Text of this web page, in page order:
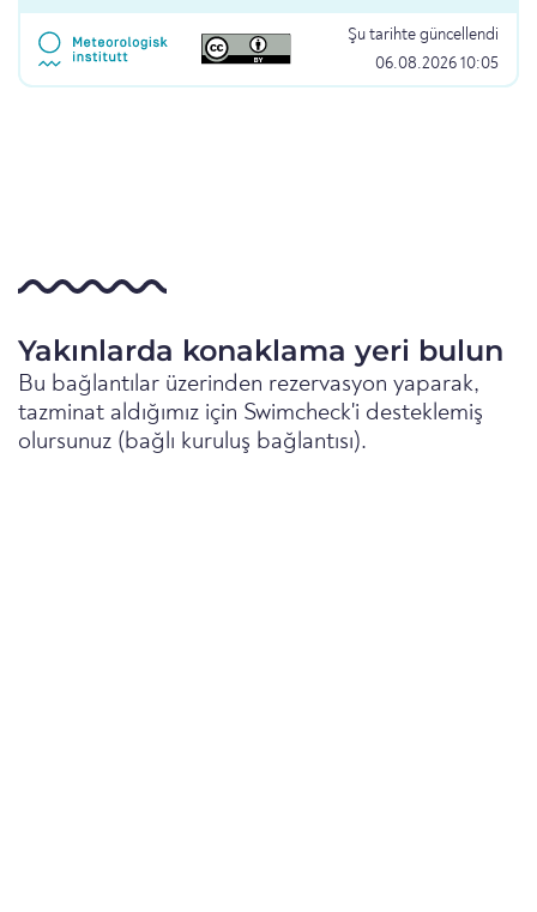
Şu tarihte güncellendi
06.08.2026 10:05
Yakınlarda konaklama yeri bulun
Bu bağlantılar üzerinden rezervasyon yaparak,
tazminat aldığımız için Swimcheck'i desteklemiş
olursunuz (bağlı kuruluş bağlantısı).